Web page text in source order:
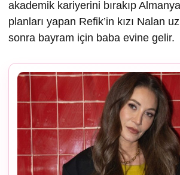
akademik kariyerini bırakıp
planları yapan Refik’in kızı Nalan
sonra bayram için baba evine gelir.